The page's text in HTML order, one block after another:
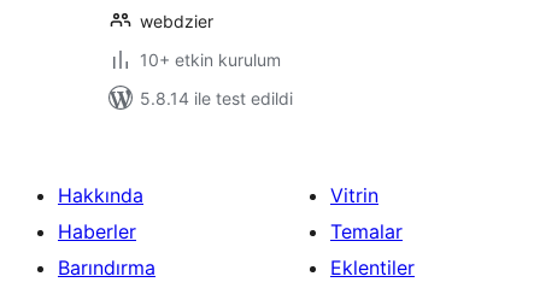
webdzier
10+ etkin kurulum
5.8.14 ile test edildi
Hakkında
Haberler
Barındırma
Vitrin
Temalar
Eklentiler